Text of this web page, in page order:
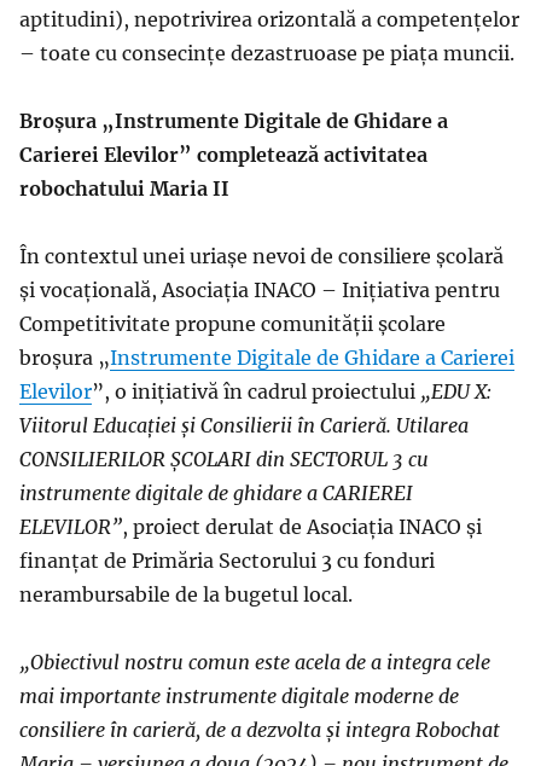
aptitudini), nepotrivirea orizontală a competențelor
– toate cu consecințe dezastruoase pe piața muncii.
Broșura „Instrumente Digitale de Ghidare a
Carierei Elevilor” completează activitatea
robochatului Maria II
În contextul unei uriașe nevoi de consiliere școlară
și vocațională, Asociația INACO – Inițiativa pentru
Competitivitate propune comunității școlare
broșura „Instrumente Digitale de Ghidare a Carierei
Elevilor”, o inițiativă în cadrul proiectului „EDU X:
Viitorul Educației și Consilierii în Carieră. Utilarea
CONSILIERILOR ȘCOLARI din SECTORUL 3 cu
instrumente digitale de ghidare a CARIEREI
ELEVILOR”, proiect derulat de Asociația INACO și
finanțat de Primăria Sectorului 3 cu fonduri
nerambursabile de la bugetul local.
„Obiectivul nostru comun este acela de a integra cele
mai importante instrumente digitale moderne de
consiliere în carieră, de a dezvolta și integra Robochat